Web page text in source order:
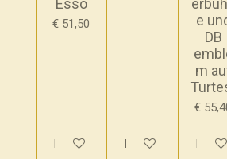
Esso
€ 51,50
In winkelwagenIn winkelwagen
e
DB
m
€
In